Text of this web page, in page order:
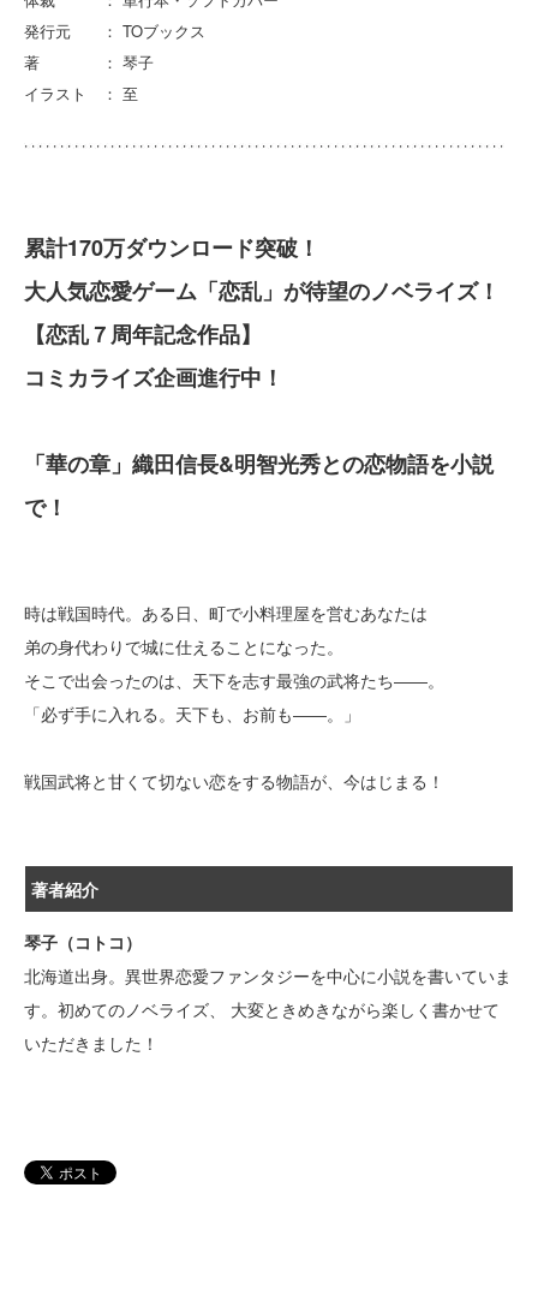
発行元 ： TOブックス
著 ： 琴子
イラスト ： 至
累計170万ダウンロード突破！
大人気恋愛ゲーム「恋乱」が待望のノベライズ！
【恋乱７周年記念作品】
コミカライズ企画進行中！
「華の章」織田信長&明智光秀との恋物語を小説
で！
時は戦国時代。ある日、町で小料理屋を営むあなたは
弟の身代わりで城に仕えることになった。
そこで出会ったのは、天下を志す最強の武将たち――。
「必ず手に入れる。天下も、お前も――。」
戦国武将と甘くて切ない恋をする物語が、今はじまる！
著者紹介
琴子（コトコ）
北海道出身。異世界恋愛ファンタジーを中心に小説を書いていま
す。初めてのノベライズ、 大変ときめきながら楽しく書かせて
いただきました！